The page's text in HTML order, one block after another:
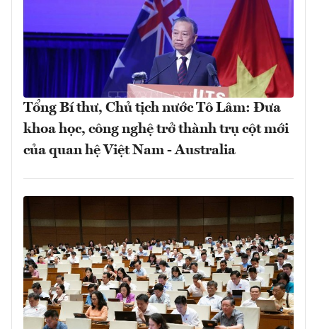
Tổng Bí thư, Chủ tịch nước Tô Lâm: Đưa
khoa học, công nghệ trở thành trụ cột mới
của quan hệ Việt Nam - Australia